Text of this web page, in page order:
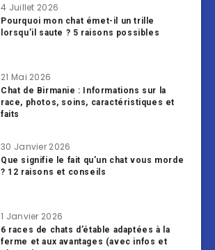
4 Juillet 2026
Pourquoi mon chat émet-il un trille
lorsqu’il saute ? 5 raisons possibles
21 Mai 2026
Chat de Birmanie : Informations sur la
race, photos, soins, caractéristiques et
faits
30 Janvier 2026
Que signifie le fait qu’un chat vous morde
? 12 raisons et conseils
1 Janvier 2026
6 races de chats d’étable adaptées à la
ferme et aux avantages (avec infos et